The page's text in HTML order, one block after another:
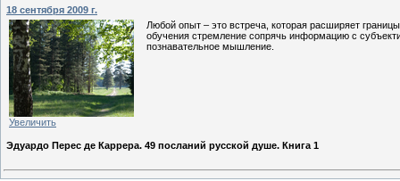
18 сентября 2009 г.
Увеличить
Любой опыт – это встреча, которая расширяет
обучения стремление сопрячь информацию с
познавательное мышление.
Эдуардо Перес де Каррера. 49 посланий русской душе. Книга 1